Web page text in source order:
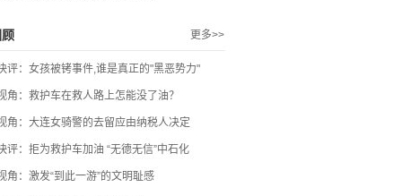
更多>>
评：女孩被铐事件,谁是真正的"黑恶势力"
角：救护车在救人路上怎能没了油？
角：大连女骑警的去留应由纳税人决定
评：拒为救护车加油 “无德无信”中石化
角：激发“到此一游”的文明耻感